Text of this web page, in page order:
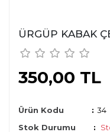
ÜRGÜP KABAK
350,00 TL
Ürün Kodu : 34
Stok Durumu
: